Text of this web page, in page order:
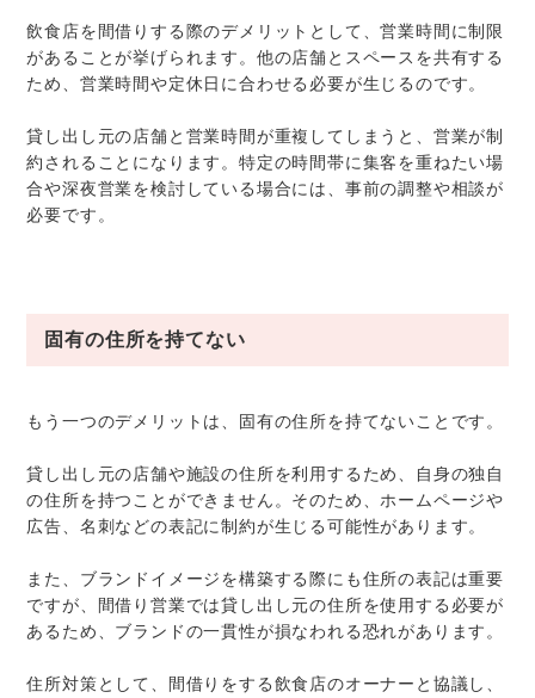
飲食店を間借りする際のデメリットとして、営業時間に制限
があることが挙げられます。他の店舗とスペースを共有する
ため、営業時間や定休日に合わせる必要が生じるのです。
貸し出し元の店舗と営業時間が重複してしまうと、営業が制
約されることになります。特定の時間帯に集客を重ねたい場
合や深夜営業を検討している場合には、事前の調整や相談が
必要です。
固有の住所を持てない
もう一つのデメリットは、固有の住所を持てないことです。
貸し出し元の店舗や施設の住所を利用するため、自身の独自
の住所を持つことができません。そのため、ホームページや
広告、名刺などの表記に制約が生じる可能性があります。
また、ブランドイメージを構築する際にも住所の表記は重要
ですが、間借り営業では貸し出し元の住所を使用する必要が
あるため、ブランドの一貫性が損なわれる恐れがあります。
住所対策として、間借りをする飲食店のオーナーと協議し、